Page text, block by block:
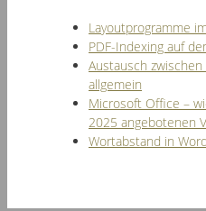
Layoutprogramme
PDF-Indexing auf
Austausch
allgemein
Microsoft Office –
2025 angebotenen
Wortabstand in